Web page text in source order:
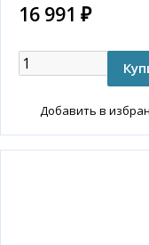
16 991 ₽
Добавить в